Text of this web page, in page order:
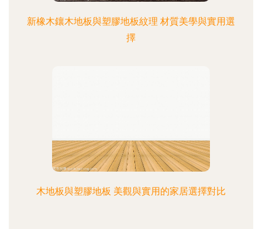
新橡木鑲木地板與塑膠地板紋理 材質美學與實用選
擇
木地板與塑膠地板 美觀與實用的家居選擇對比